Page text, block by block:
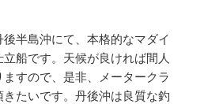
半島沖にて、本格的なマダイ
船です。天候が良ければ間人
すので、是非、メータークラ
たいです。丹後沖は良質な釣